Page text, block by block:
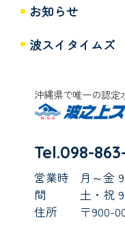
お知らせ
波スイタイムズ
沖縄県で唯一の認定
Tel.098-
営業時
間
月～金
土・祝
住所
〒900-